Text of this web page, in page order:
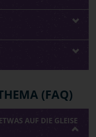
(FAQ)
AUF DIE GLEISE